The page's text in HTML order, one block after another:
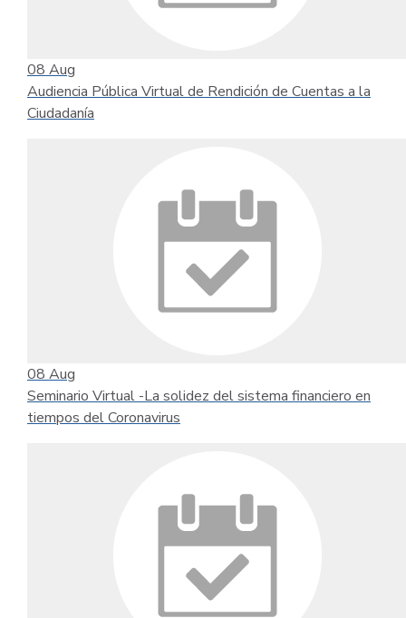
08 Aug
Audiencia Pública Virtual de Rendición de Cuentas a la
Ciudadanía
08 Aug
Seminario Virtual -La solidez del sistema financiero en
tiempos del Coronavirus